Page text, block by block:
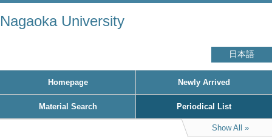
Nagaoka University
日本語
Homepage Newly Arrived
Material Search Periodical List
Show All